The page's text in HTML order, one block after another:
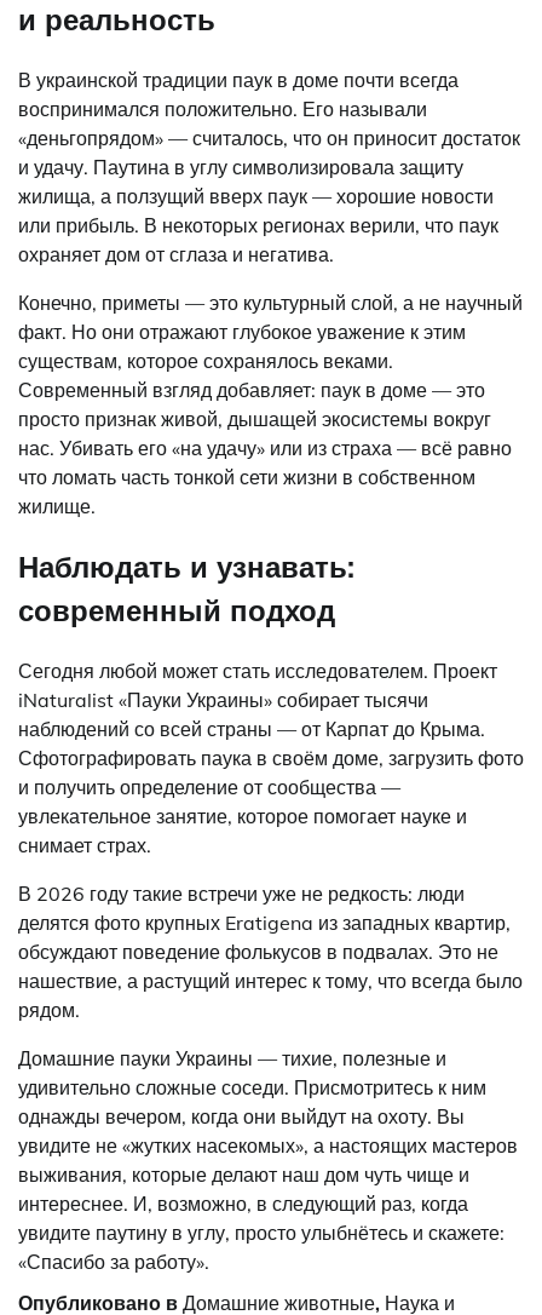
и реальность
В украинской традиции паук в доме почти всегда
воспринимался положительно. Его называли
«деньгопрядом» — считалось, что он приносит достаток
и удачу. Паутина в углу символизировала защиту
жилища, а ползущий вверх паук — хорошие новости
или прибыль. В некоторых регионах верили, что паук
охраняет дом от сглаза и негатива.
Конечно, приметы — это культурный слой, а не научный
факт. Но они отражают глубокое уважение к этим
существам, которое сохранялось веками.
Современный взгляд добавляет: паук в доме — это
просто признак живой, дышащей экосистемы вокруг
нас. Убивать его «на удачу» или из страха — всё равно
что ломать часть тонкой сети жизни в собственном
жилище.
Наблюдать и узнавать:
современный подход
Сегодня любой может стать исследователем. Проект
iNaturalist «Пауки Украины» собирает тысячи
наблюдений со всей страны — от Карпат до Крыма.
Сфотографировать паука в своём доме, загрузить фото
и получить определение от сообщества —
увлекательное занятие, которое помогает науке и
снимает страх.
В 2026 году такие встречи уже не редкость: люди
делятся фото крупных Eratigena из западных квартир,
обсуждают поведение фолькусов в подвалах. Это не
нашествие, а растущий интерес к тому, что всегда было
рядом.
Домашние пауки Украины — тихие, полезные и
удивительно сложные соседи. Присмотритесь к ним
однажды вечером, когда они выйдут на охоту. Вы
увидите не «жутких насекомых», а настоящих мастеров
выживания, которые делают наш дом чуть чище и
интереснее. И, возможно, в следующий раз, когда
увидите паутину в углу, просто улыбнётесь и скажете:
«Спасибо за работу».
Опубликовано в Домашние животные, Наука и